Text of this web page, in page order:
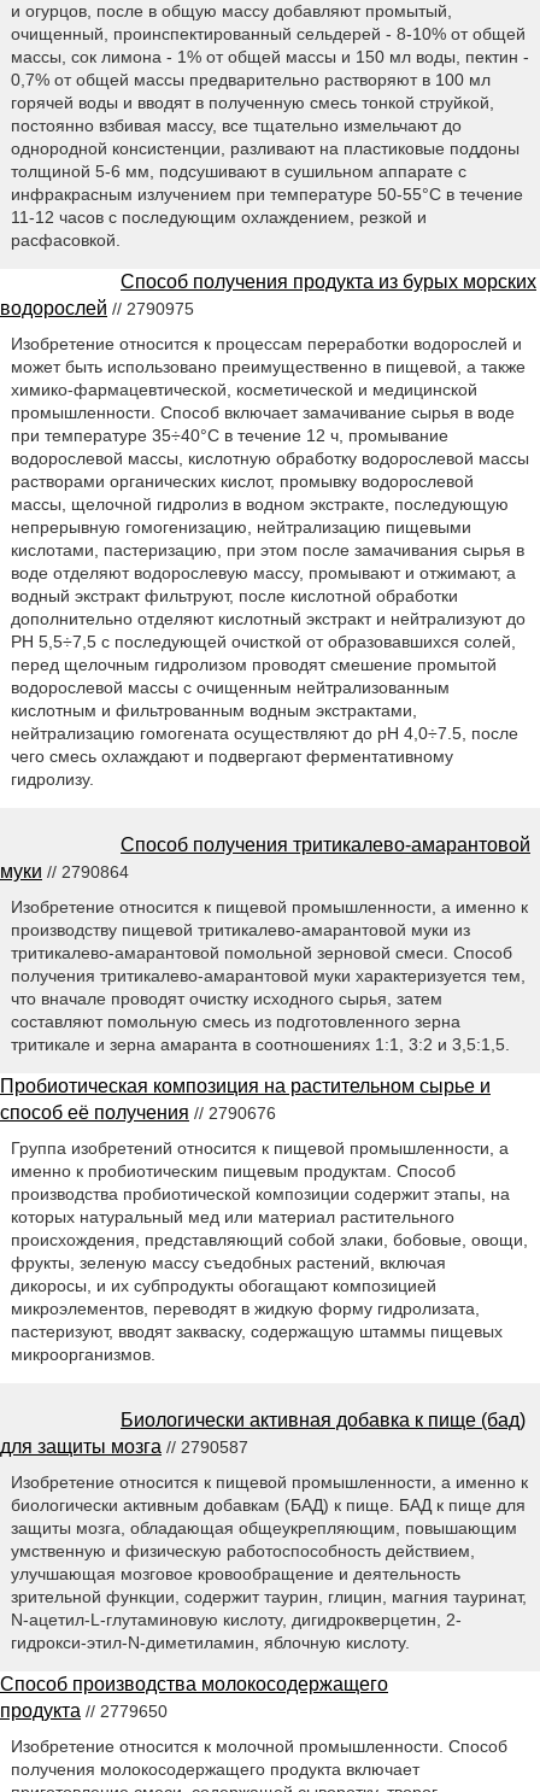
и огурцов, после в общую массу добавляют промытый,
очищенный, проинспектированный сельдерей - 8-10% от общей
массы, сок лимона - 1% от общей массы и 150 мл воды, пектин -
0,7% от общей массы предварительно растворяют в 100 мл
горячей воды и вводят в полученную смесь тонкой струйкой,
постоянно взбивая массу, все тщательно измельчают до
однородной консистенции, разливают на пластиковые поддоны
толщиной 5-6 мм, подсушивают в сушильном аппарате с
инфракрасным излучением при температуре 50-55°С в течение
11-12 часов с последующим охлаждением, резкой и
расфасовкой.
Способ получения продукта из бурых морских
водорослей // 2790975
Изобретение относится к процессам переработки водорослей и
может быть использовано преимущественно в пищевой, а также
химико-фармацевтической, косметической и медицинской
промышленности. Способ включает замачивание сырья в воде
при температуре 35÷40°С в течение 12 ч, промывание
водорослевой массы, кислотную обработку водорослевой массы
растворами органических кислот, промывку водорослевой
массы, щелочной гидролиз в водном экстракте, последующую
непрерывную гомогенизацию, нейтрализацию пищевыми
кислотами, пастеризацию, при этом после замачивания сырья в
воде отделяют водорослевую массу, промывают и отжимают, а
водный экстракт фильтруют, после кислотной обработки
дополнительно отделяют кислотный экстракт и нейтрализуют до
PH 5,5÷7,5 с последующей очисткой от образовавшихся солей,
перед щелочным гидролизом проводят смешение промытой
водорослевой массы с очищенным нейтрализованным
кислотным и фильтрованным водным экстрактами,
нейтрализацию гомогената осуществляют до pH 4,0÷7.5, после
чего смесь охлаждают и подвергают ферментативному
гидролизу.
Способ получения тритикалево-амарантовой
муки // 2790864
Изобретение относится к пищевой промышленности, а именно к
производству пищевой тритикалево-амарантовой муки из
тритикалево-амарантовой помольной зерновой смеси. Способ
получения тритикалево-амарантовой муки характеризуется тем,
что вначале проводят очистку исходного сырья, затем
составляют помольную смесь из подготовленного зерна
тритикале и зерна амаранта в соотношениях 1:1, 3:2 и 3,5:1,5.
Пробиотическая композиция на растительном сырье и
способ её получения // 2790676
Группа изобретений относится к пищевой промышленности, а
именно к пробиотическим пищевым продуктам. Способ
производства пробиотической композиции содержит этапы, на
которых натуральный мед или материал растительного
происхождения, представляющий собой злаки, бобовые, овощи,
фрукты, зеленую массу съедобных растений, включая
дикоросы, и их субпродукты обогащают композицией
микроэлементов, переводят в жидкую форму гидролизата,
пастеризуют, вводят закваску, содержащую штаммы пищевых
микроорганизмов.
Биологически активная добавка к пище (бад)
для защиты мозга // 2790587
Изобретение относится к пищевой промышленности, а именно к
биологически активным добавкам (БАД) к пище. БАД к пище для
защиты мозга, обладающая общеукрепляющим, повышающим
умственную и физическую работоспособность действием,
улучшающая мозговое кровообращение и деятельность
зрительной функции, содержит таурин, глицин, магния тауринат,
N-ацетил-L-глутаминовую кислоту, дигидрокверцетин, 2-
гидрокси-этил-N-диметиламин, яблочную кислоту.
Способ производства молокосодержащего
продукта // 2779650
Изобретение относится к молочной промышленности. Способ
получения молокосодержащего продукта включает